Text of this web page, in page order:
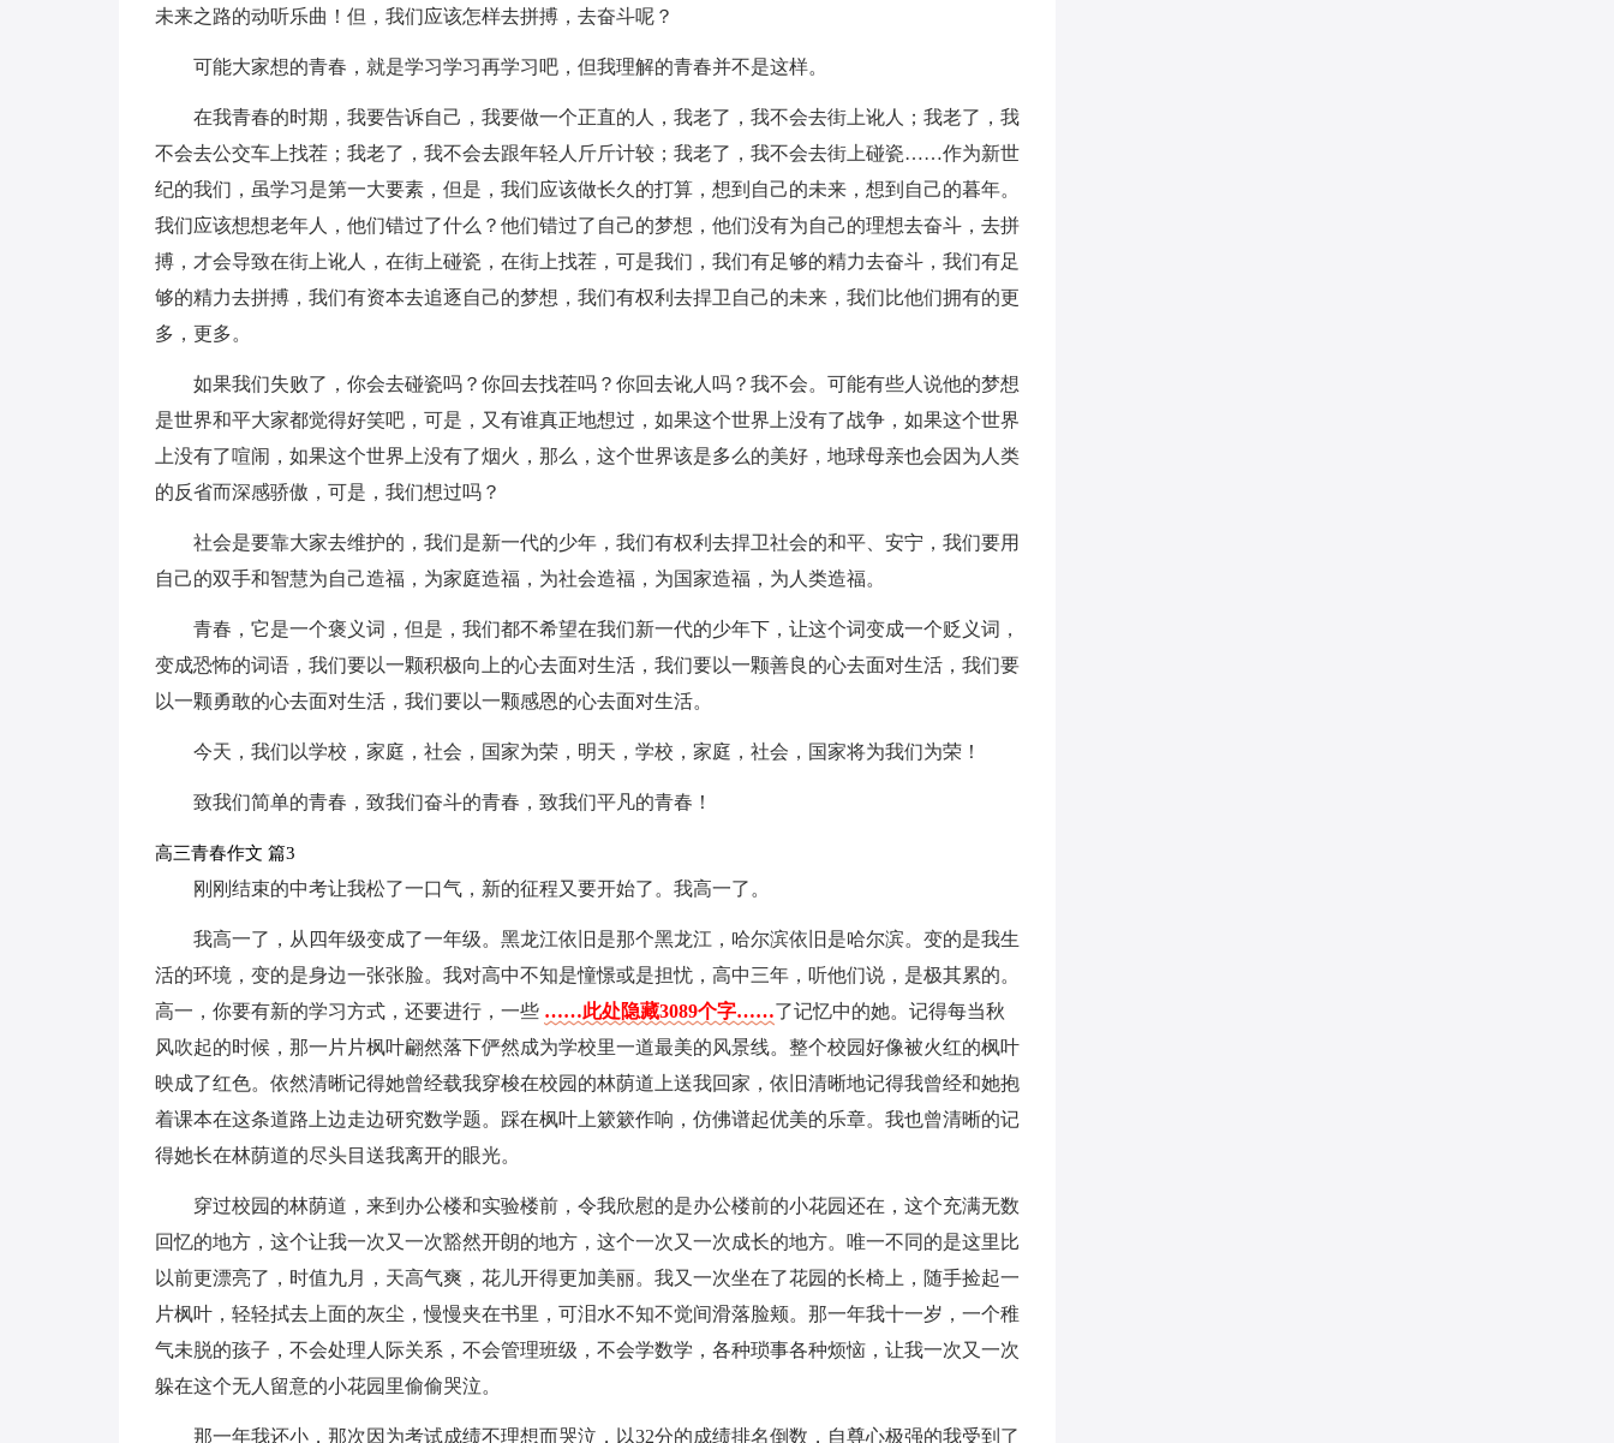
未来之路的动听乐曲！但，我们应该怎样去拼搏，去奋斗呢？
可能大家想的青春，就是学习学习再学习吧，但我理解的青春并不是这样。
在我青春的时期，我要告诉自己，我要做一个正直的人，我老了，我不会去街上讹人；我老了，我
不会去公交车上找茬；我老了，我不会去跟年轻人斤斤计较；我老了，我不会去街上碰瓷……作为新世
纪的我们，虽学习是第一大要素，但是，我们应该做长久的打算，想到自己的未来，想到自己的暮年。
我们应该想想老年人，他们错过了什么？他们错过了自己的梦想，他们没有为自己的理想去奋斗，去拼
搏，才会导致在街上讹人，在街上碰瓷，在街上找茬，可是我们，我们有足够的精力去奋斗，我们有足
够的精力去拼搏，我们有资本去追逐自己的梦想，我们有权利去捍卫自己的未来，我们比他们拥有的更
多，更多。
如果我们失败了，你会去碰瓷吗？你回去找茬吗？你回去讹人吗？我不会。可能有些人说他的梦想
是世界和平大家都觉得好笑吧，可是，又有谁真正地想过，如果这个世界上没有了战争，如果这个世界
上没有了喧闹，如果这个世界上没有了烟火，那么，这个世界该是多么的美好，地球母亲也会因为人类
的反省而深感骄傲，可是，我们想过吗？
社会是要靠大家去维护的，我们是新一代的少年，我们有权利去捍卫社会的和平、安宁，我们要用
自己的双手和智慧为自己造福，为家庭造福，为社会造福，为国家造福，为人类造福。
青春，它是一个褒义词，但是，我们都不希望在我们新一代的少年下，让这个词变成一个贬义词，
变成恐怖的词语，我们要以一颗积极向上的心去面对生活，我们要以一颗善良的心去面对生活，我们要
以一颗勇敢的心去面对生活，我们要以一颗感恩的心去面对生活。
今天，我们以学校，家庭，社会，国家为荣，明天，学校，家庭，社会，国家将为我们为荣！
致我们简单的青春，致我们奋斗的青春，致我们平凡的青春！
高三青春作文 篇3
刚刚结束的中考让我松了一口气，新的征程又要开始了。我高一了。
我高一了，从四年级变成了一年级。黑龙江依旧是那个黑龙江，哈尔滨依旧是哈尔滨。变的是我生
活的环境，变的是身边一张张脸。我对高中不知是憧憬或是担忧，高中三年，听他们说，是极其累的。
高一，你要有新的学习方式，还要进行，一些 ……此处隐藏3089个字……了记忆中的她。记得每当秋
风吹起的时候，那一片片枫叶翩然落下俨然成为学校里一道最美的风景线。整个校园好像被火红的枫叶
映成了红色。依然清晰记得她曾经载我穿梭在校园的林荫道上送我回家，依旧清晰地记得我曾经和她抱
着课本在这条道路上边走边研究数学题。踩在枫叶上簌簌作响，仿佛谱起优美的乐章。我也曾清晰的记
得她长在林荫道的尽头目送我离开的眼光。
穿过校园的林荫道，来到办公楼和实验楼前，令我欣慰的是办公楼前的小花园还在，这个充满无数
回忆的地方，这个让我一次又一次豁然开朗的地方，这个一次又一次成长的地方。唯一不同的是这里比
以前更漂亮了，时值九月，天高气爽，花儿开得更加美丽。我又一次坐在了花园的长椅上，随手捡起一
片枫叶，轻轻拭去上面的灰尘，慢慢夹在书里，可泪水不知不觉间滑落脸颊。那一年我十一岁，一个稚
气未脱的孩子，不会处理人际关系，不会管理班级，不会学数学，各种琐事各种烦恼，让我一次又一次
躲在这个无人留意的小花园里偷偷哭泣。
那一年我还小，那次因为考试成绩不理想而哭泣，以32分的成绩排名倒数，自尊心极强的我受到了